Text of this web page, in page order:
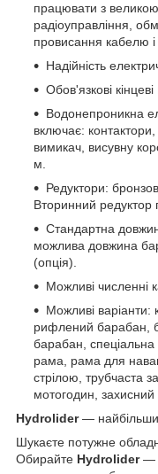
працювати з великою
радіоуправління,
провисання кабелю і
Надійність
Обов'язкові
Водонепроникна
включає:
вимикач, висувну
м.
Редуктори:
Вторинний редуктор
Стандартна
можлива довжина
(опція).
Можливі численні
Можливі варіанти:
рифлений барабан,
барабан,
рама, рама для
стрілою, трубчаста
мотогодин, захисний
Hydrolider— найбільший
Шукаєте потужне
Обирайте Hydrolider—